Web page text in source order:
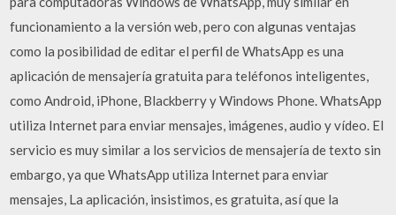
funcionamiento a la versión web, pero con algunas ventajas
como la posibilidad de editar el perfil de WhatsApp es una
aplicación de mensajería gratuita para teléfonos inteligentes,
como Android, iPhone, Blackberry y Windows Phone. WhatsApp
utiliza Internet para enviar mensajes, imágenes, audio y vídeo. El
servicio es muy similar a los servicios de mensajería de texto sin
embargo, ya que WhatsApp utiliza Internet para enviar
mensajes, La aplicación, insistimos, es gratuita, así que la